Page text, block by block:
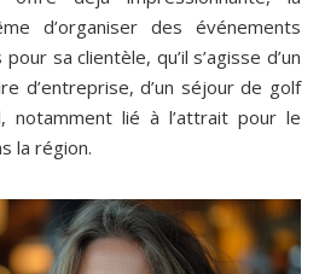
d’organiser des événements
sa clientèle, qu’il s’agisse d’un
d’entreprise, d’un séjour de golf
notamment lié à l’attrait pour le
la région.